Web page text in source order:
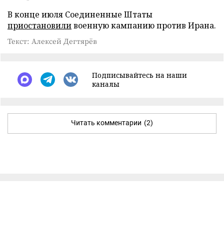
В конце июля Соединенные Штаты
приостановиливоенную кампанию против Ирана.
Текст: Алексей Дегтярёв
Подписывайтесь на наши
каналы
Читать комментарии (2)